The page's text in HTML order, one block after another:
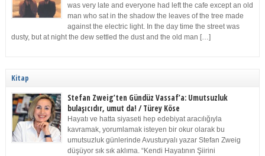
was very late and everyone had left the cafe except an old
man who sat in the shadow the leaves of the tree made
against the electric light. In the day time the street was
dusty, but at night the dew settled the dust and the old man […]
Kitap
Stefan Zweig’ten Gündüz Vassaf’a: Umutsuzluk
bulaşıcıdır, umut da! / Türey Köse
Hayatı ve hatta siyaseti hep edebiyat aracılığıyla
kavramak, yorumlamak isteyen bir okur olarak bu
umutsuzluk günlerinde Avusturyalı yazar Stefan Zweig
düşüyor sık sık aklıma. “Kendi Hayatının Şiirini